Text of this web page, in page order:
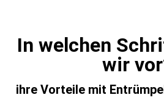
In welchen
wir
ihre Vorteile mit